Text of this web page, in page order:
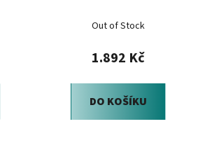
Out of Stock
1.892 Kč
DO KOŠÍKU